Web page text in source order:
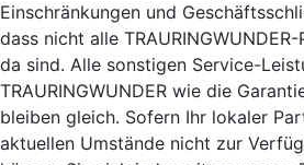
Einschränkungen und
dass nicht alle
da sind. Alle sonstigen Service-
TRAURINGWUNDER wie die
bleiben gleich. Sofern Ihr lokaler
aktuellen Umstände nicht zur